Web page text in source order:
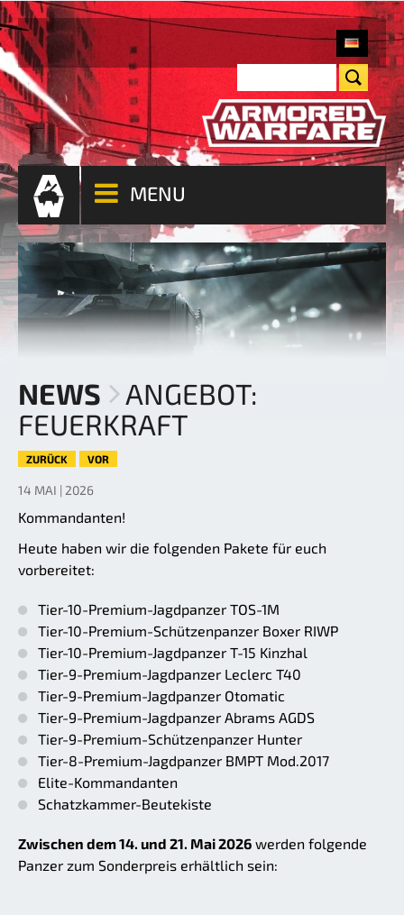
MENU
NEWS
ANGEBOT:
FEUERKRAFT
ZURÜCK VOR
14 MAI | 2026
Kommandanten!
Heute haben wir die folgenden Pakete für euch
vorbereitet:
Tier-10-Premium-Jagdpanzer TOS-1M
Tier-10-Premium-Schützenpanzer Boxer RIWP
Tier-10-Premium-Jagdpanzer T-15 Kinzhal
Tier-9-Premium-Jagdpanzer Leclerc T40
Tier-9-Premium-Jagdpanzer Otomatic
Tier-9-Premium-Jagdpanzer Abrams AGDS
Tier-9-Premium-Schützenpanzer Hunter
Tier-8-Premium-Jagdpanzer BMPT Mod.2017
Elite-Kommandanten
Schatzkammer-Beutekiste
Zwischen dem 14. und 21. Mai 2026 werden folgende
Panzer zum Sonderpreis erhältlich sein: